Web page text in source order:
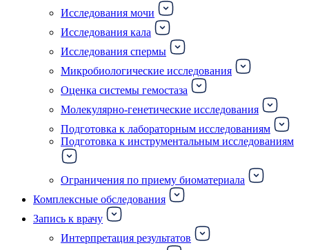
Исследования мочи
Исследования кала
Исследования спермы
Микробиологические исследования
Оценка системы гемостаза
Молекулярно-генетические исследования
Подготовка к лабораторным исследованиям
Подготовка к инструментальным исследованиям
Ограничения по приему биоматериала
Комплексные обследования
Запись к врачу
Интерпретация результатов